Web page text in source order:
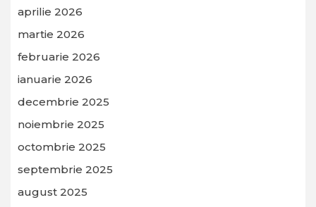
aprilie 2026
martie 2026
februarie 2026
ianuarie 2026
decembrie 2025
noiembrie 2025
octombrie 2025
septembrie 2025
august 2025